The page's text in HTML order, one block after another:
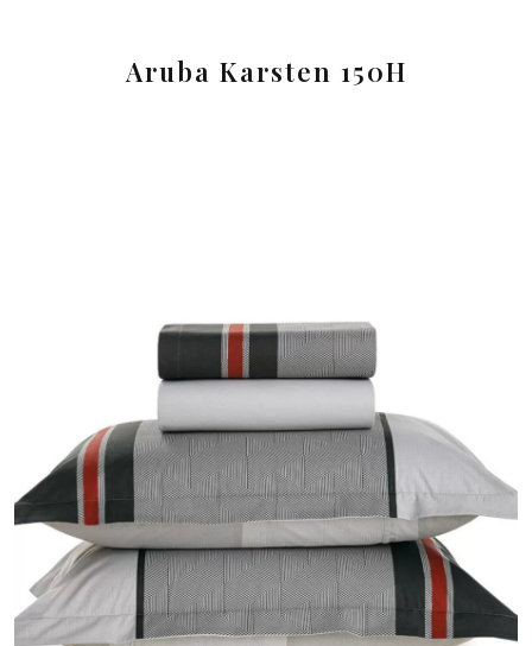
Aruba Karsten 150H